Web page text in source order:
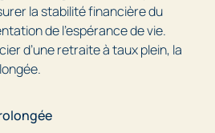
la stabilité financière du
de l’espérance de vie.
d’une retraite à taux plein, la